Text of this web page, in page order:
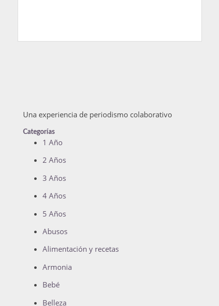
Una experiencia de periodismo colaborativo
Categorías
1 Año
2 Años
3 Años
4 Años
5 Años
Abusos
Alimentación y recetas
Armonia
Bebé
Belleza